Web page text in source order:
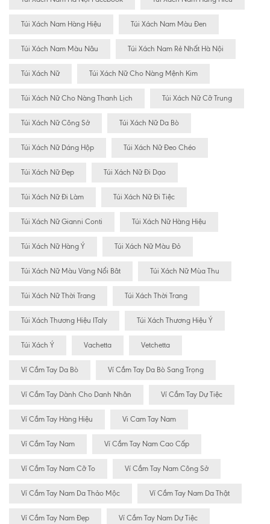
Túi Xách Nam Hàng Hiệu Túi Xách Nam Màu Đen
Túi Xách Nam Màu Nâu Túi Xách Nam Rẻ Nhất Hà Nội
Túi Xách Nữ Túi Xách Nữ Cho Nàng Mệnh Kim
Túi Xách Nữ Cho Nàng Thanh Lịch Túi Xách Nữ Cỡ Trung
Túi Xách Nữ Công Sở Túi Xách Nữ Da Bò
Túi Xách Nữ Dáng Hộp Túi Xách Nữ Đeo Chéo
Túi Xách Nữ Đẹp Túi Xách Nữ Đi Dạo
Túi Xách Nữ Đi Làm Túi Xách Nữ Đi Tiệc
Túi Xách Nữ Gianni Conti Túi Xách Nữ Hàng Hiệu
Túi Xách Nữ Hàng Ý Túi Xách Nữ Màu Đỏ
Túi Xách Nữ Màu Vàng Nổi Bât Túi Xách Nữ Mùa Thu
Túi Xách Nữ Thời Trang Túi Xách Thời Trang
Túi Xách Thương Hiệu ITaly Túi Xách Thương Hiệu Ý
Túi Xách Ý Vachetta Vetchetta
Ví Cầm Tay Da Bò Ví Cầm Tay Da Bò Sang Trọng
Ví Cầm Tay Dành Cho Danh Nhân Ví Cầm Tay Dự Tiệc
Ví Cầm Tay Hàng Hiệu Vi Cam Tay Nam
Ví Cầm Tay Nam Ví Cầm Tay Nam Cao Cấp
Ví Cầm Tay Nam Cỡ To Ví Cầm Tay Nam Công Sở
Ví Cầm Tay Nam Da Thảo Mộc Ví Cầm Tay Nam Da Thật
Ví Cầm Tay Nam Đẹp Ví Cầm Tay Nam Dự Tiệc